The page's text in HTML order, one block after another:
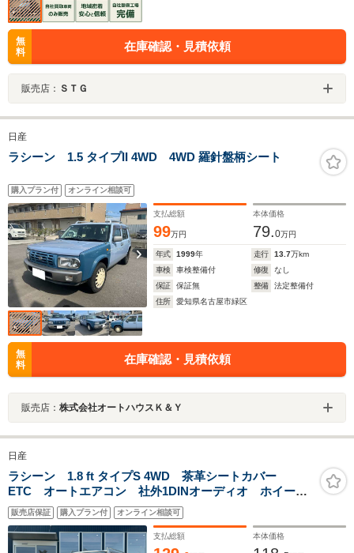
無
料
在庫確認・見積依頼
販売店： ＳＴＧ
日産
ラシーン 1.5 タイプII 4WD 4WD 羅針盤柄シート
購入プラン付 オンライン相談可
支払総額
99万円
本体価格
79.0万円
年式 1999年 走行 13.7万km
車検
車検整備付 修復
なし
保証
保証無 整備
法定整備付
住所
愛知県名古屋市緑区
無
料
在庫確認・見積依頼
販売店： 株式会社オートハウスＫ＆Ｙ
日産
ラシーン 1.8 ft タイプS 4WD 茶革シートカバー
ETC オートエアコン 社外1DINオーディオ ホイール
キャップ 電動格納ミラー ウッド調インパネ リア背
面スペアアイヤ
販売店保証 購入プラン付 オンライン相談可
支払総額 本体価格